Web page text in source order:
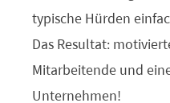
typische Hürden
Das Resultat:
Mitarbeitende und
Unternehmen!